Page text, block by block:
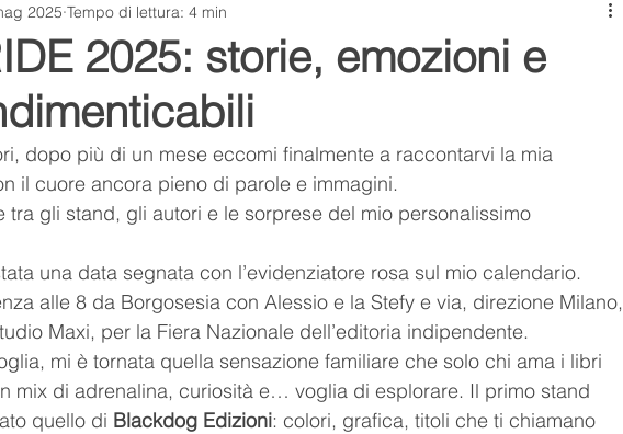
lunedì copertina cultura
Youtuber relax
respiro namaste l'arte del relax
Romance Romanzo
2025: storie, emozioni e
2025 Tempo di lettura: 4 min
dopo più di un mese eccomi finalmente a raccontarvi la mia
il cuore ancora pieno di parole e immagini.
tra gli stand, gli autori e le sorprese del mio personalissimo
una data segnata con l’evidenziatore rosa sul mio calendario.
alle 8 da Borgosesia con Alessio e la Stefy e via, direzione Milano,
Maxi, per la Fiera Nazionale dell’editoria indipendente.
mi è tornata quella sensazione familiare che solo chi ama i libri
mix di adrenalina, curiosità e… voglia di esplorare. Il primo stand
quello di Blackdog Edizioni: colori, grafica, titoli che ti chiamano